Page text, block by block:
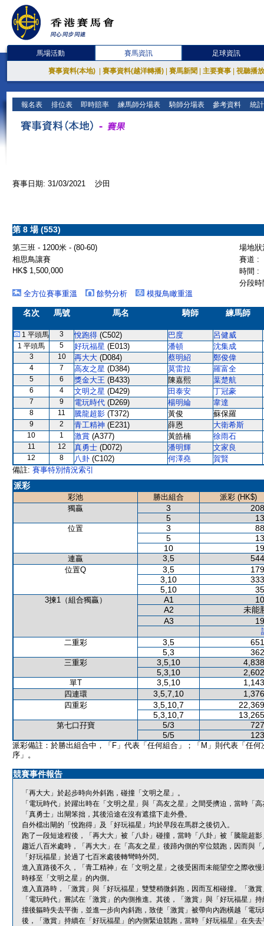
馬場活動 賽馬資訊 足球資訊
賽事資料(本地) 賽事資料(越洋轉播) 賽馬新聞 主要賽事 視聽播
報名表 排位表 即時賠率 練馬師分場表 騎師分場表 參考資料 統
賽事日期: 31/03/2021 沙田
第 8 場 (553)
第三班 - 1200米 - (80-60)
場地
相思鳥讓賽
賽道 :
HK$ 1,500,000
時間 :
分段
全方位賽事重溫
餘勢分析 模擬鳥瞰重溫
名次 馬號 馬名 騎師 練馬師
1 平頭馬 3 悅跑得 (C502) 巴度 呂健威
1 平頭馬 5 好玩福星 (E013) 潘頓 沈集成
3 10 再大大 (D084) 蔡明紹 鄭俊偉
4 7 高友之星 (D384) 莫雷拉 羅富全
5 6 獎金大王 (B433) 陳嘉熙 葉楚航
6 4 文明之星 (D429) 田泰安 丁冠豪
7 9 電玩時代 (D269) 楊明綸 韋達
8 11 騰龍超影 (T372) 黃俊 蘇保羅
9 2 青工精神 (E231) 薛恩 大衛希斯
10 1 激賞 (A377) 黃皓楠 徐雨石
11 12 真勇士 (D072) 潘明輝 文家良
12 8 八卦 (C102) 何澤堯
賀賢
備註: 賽事特別情況索引
派彩
彩池 勝出組合
派彩 (HK$)
獨贏
3
5
位置 3
5
10
連贏 3,5
位置Q 3,5
3,10
5,10
3揀1（組合獨贏） A1
A2
未能
A3
二重彩
3,5
5,3
三重彩 3,5,10
5,3,10
單T 3,5,10
四連環 3,5,7,10
四重彩 3,5,10,7
5,3,10,7
第七口孖寶 5/3
5/5
派彩備註：於勝出組合中，「F」代表「任何組合」；「M」則代表「任何
序」。
競賽事件報告
「再大大」於起步時向外斜跑，碰撞「文明之星」。
「電玩時代」於躍出時在「文明之星」與「高友之星」之間受擠迫，當時「
「真勇士」出閘笨拙，其後沿途在沒有遮擋下走外疊。
自外檔出閘的「悅跑得」及「好玩福星」均於早段在馬群之後切入。
跑了一段短途程後，「再大大」被「八卦」碰撞，當時「八卦」被「騰龍超
趨近八百米處時，「再大大」在「高友之星」後蹄內側的窄位競跑，因而與
「好玩福星」於過了七百米處後轉彎時外閃。
進入直路後不久，「青工精神」在「文明之星」之後受困而未能望空之際收
時移至「文明之星」的內側。
進入直路時，「激賞」與「好玩福星」雙雙稍微斜跑，因而互相碰撞。「激
「電玩時代」嘗試在「激賞」的內側推進。其後，「激賞」與「好玩福星」
撞後軀時失去平衡，並進一步向內斜跑，致使「激賞」被帶向內跑橫越「電
後，「激賞」持續在「好玩福星」的內側緊迫競跑，當時「好玩福星」在失